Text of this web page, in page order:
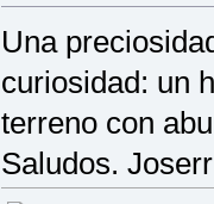
Una
curiosidad: un
terreno con
Saludos.